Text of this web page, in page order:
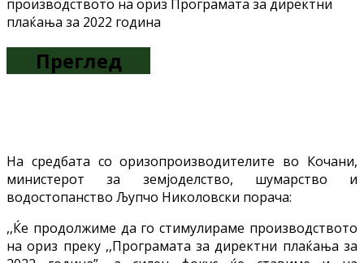
Преглед
На средбата со оризопроизводителите во Кочани,
министерот за земјоделство, шумарство и
водостопанство Љупчо Николовски порача:
,,Ќе продолжиме да го стимулираме производството
на ориз преку ,,Програмата за директни плаќања за